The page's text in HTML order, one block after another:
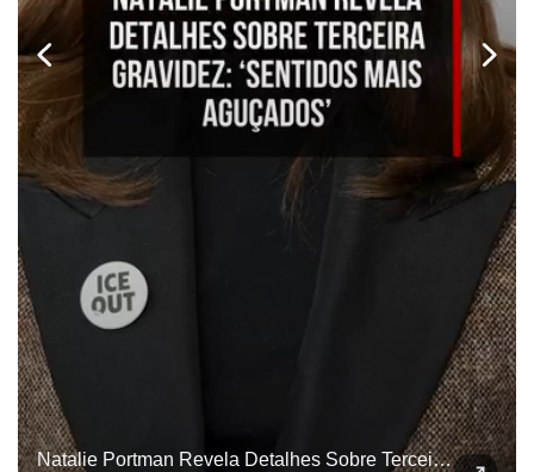
Natalie Portman Revela Detalhes Sobre Terceira Gravidez: ‘Sentidos Mais Aguçados’